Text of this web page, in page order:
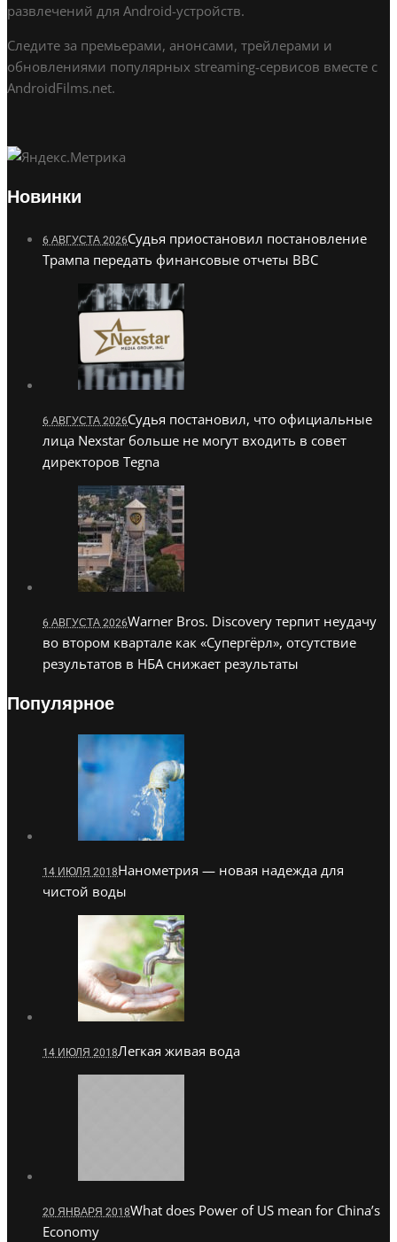
развлечений для Android-устройств.
Следите за премьерами, анонсами, трейлерами и
обновлениями популярных streaming-сервисов вместе с
AndroidFilms.net.
Новинки
6 АВГУСТА 2026Судья приостановил постановление
Трампа передать финансовые отчеты BBC
6 АВГУСТА 2026Судья постановил, что официальные
лица Nexstar больше не могут входить в совет
директоров Tegna
6 АВГУСТА 2026Warner Bros. Discovery терпит неудачу
во втором квартале как «Супергёрл», отсутствие
результатов в НБА снижает результаты
Популярное
14 ИЮЛЯ 2018Нанометрия — новая надежда для
чистой воды
14 ИЮЛЯ 2018Легкая живая вода
20 ЯНВАРЯ 2018What does Power of US mean for China’s
Economy